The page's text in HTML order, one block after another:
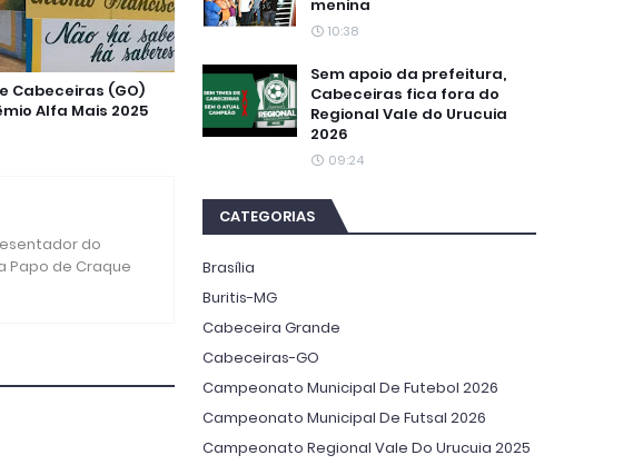
Cabeceiras (GO)
Alfa Mais 2025
do
Papo de Craque
menina
10:38
Sem apoio da prefeitura,
Cabeceiras fica fora do
Regional Vale do Urucuia
2026
09:24
CATEGORIAS
Brasília
Buritis-MG
Cabeceira Grande
Cabeceiras-GO
Campeonato Municipal De Futebol 2026
Campeonato Municipal De Futsal 2026
Campeonato Regional Vale Do Urucuia 2025